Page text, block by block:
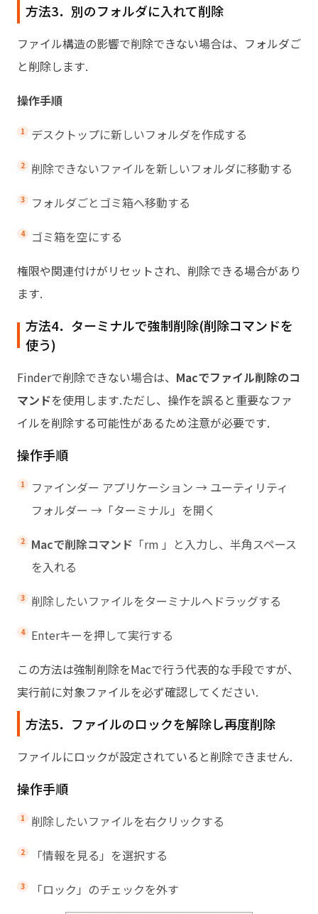
方法3．別のフォルダに入れて削除
ファイル構造の影響で削除できない場合は、フォルダご
と削除します.
操作手順
デスクトップに新しいフォルダを作成する
削除できないファイルを新しいフォルダに移動する
フォルダごとゴミ箱へ移動する
ゴミ箱を空にする
権限や関連付けがリセットされ、削除できる場合があり
ます.
方法4．ターミナルで強制削除(削除コマンドを
使う)
Finderで削除できない場合は、 Macでファイル削除のコ
マンドを使用します.ただし、操作を誤ると重要なファ
イルを削除する可能性があるため注意が必要です.
操作手順
ファインダー アプリケーション → ユーティリティ
フォルダー →「ターミナル」を開く
Macで削除コマンド 「rm 」と入力し、半角スペース
を入れる
削除したいファイルをターミナルへドラッグする
Enterキーを押して実行する
この方法は強制削除をMacで行う代表的な手段ですが、
実行前に対象ファイルを必ず確認してください.
方法5．ファイルのロックを解除し再度削除
ファイルにロックが設定されていると削除できません.
操作手順
削除したいファイルを右クリックする
「情報を見る」を選択する
「ロック」のチェックを外す